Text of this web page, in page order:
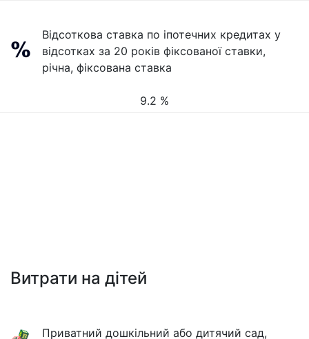
Відсоткова ставка по іпотечних кредитах у
відсотках за 20 років фіксованої ставки,
річна, фіксована ставка
9.2 %
Витрати на дітей
Приватний дошкільний або дитячий сад,